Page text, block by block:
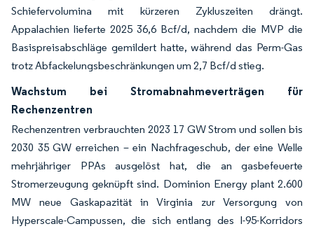
Schiefervolumina mit kürzeren Zykluszeiten drängt.
Appalachien lieferte 2025 36,6 Bcf/d, nachdem die MVP die
Basispreisabschläge gemildert hatte, während das Perm-Gas
trotz Abfackelungsbeschränkungen um 2,7 Bcf/d stieg.
Wachstum bei Stromabnahmeverträgen für
Rechenzentren
Rechenzentren verbrauchten 2023 17 GW Strom und sollen bis
2030 35 GW erreichen – ein Nachfrageschub, der eine Welle
mehrjähriger PPAs ausgelöst hat, die an gasbefeuerte
Stromerzeugung geknüpft sind. Dominion Energy plant 2.600
MW neue Gaskapazität in Virginia zur Versorgung von
Hyperscale-Campussen, die sich entlang des I-95-Korridors